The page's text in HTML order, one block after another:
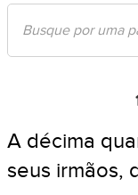
A décima
seus irmãos,